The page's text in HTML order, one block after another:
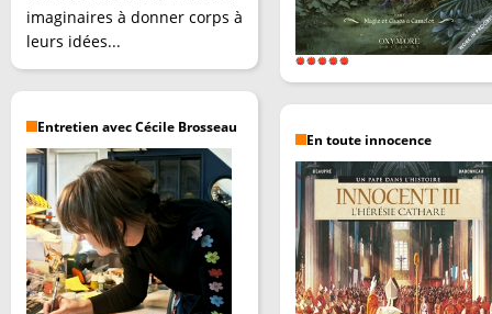
imaginaires à donner corps à
leurs idées...
Entretien avec Cécile Brosseau
En toute innocence